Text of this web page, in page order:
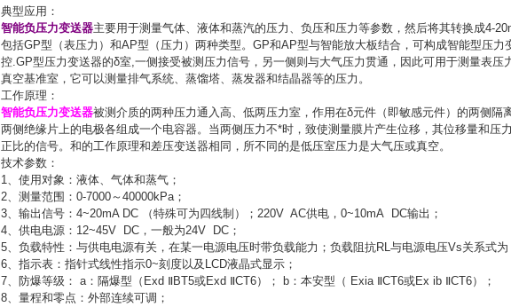
典型应用：
智能负压力变送器主要用于测量气体、液体和蒸汽的压力、负压和压力等参数，然后将其转换成4-
包括GP型（表压力）和AP型（压力）两种类型。GP和AP型与智能放大板结合，可构成智能型压
控.GP型压力变送器的δ室,一侧接受被测压力信号，另一侧则与大气压力贯通，因此可用于测量表
真空基准室，它可以测量排气系统、蒸馏塔、蒸发器和结晶器等的压力。
工作原理：
智能负压力变送器被测介质的两种压力通入高、低两压力室，作用在δ元件（即敏感元件）的两侧
两侧绝缘片上的电极各组成一个电容器。当两侧压力不*时，致使测量膜片产生位移，其位移量和
正比的信号。和的工作原理和差压变送器相同，所不同的是低压室压力是大气压或真空。
技术参数：
1、 使用对象：液体、气体和蒸气；
2、 测量范围：0-7000～40000kPa；
3、 输出信号：4~20mA DC （特殊可为四线制）；220V AC供电，0~10mA DC输出；
4、 供电电源：12~45V DC，一般为24V DC；
5、 负载特性：与供电电源有关，在某一电源电压时带负载能力；负载阻抗RL与电源电压Vs关系式为
6、 指示表：指针式线性指示0~刻度以及LCD液晶式显示；
7、 防爆等级： a：隔爆型（Exd ⅡBT5或Exd ⅡCT6）； b：本安型（ Exia ⅡCT6或Ex ib ⅡCT6）；
8、 量程和零点：外部连续可调；